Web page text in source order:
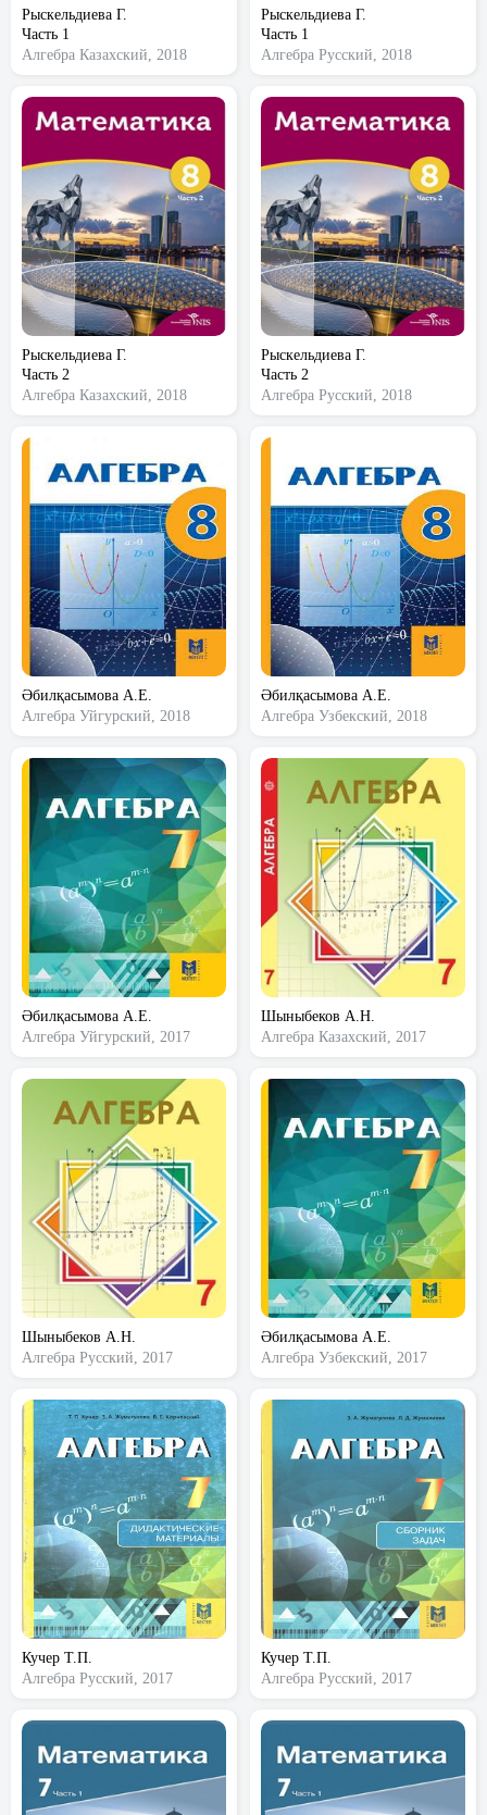
Рыскельдиева Г.
Часть 1
Алгебра Казахский, 2018
Рыскельдиева Г.
Часть 1
Алгебра Русский, 2018
Рыскельдиева Г.
Часть 2
Алгебра Казахский, 2018
Рыскельдиева Г.
Часть 2
Алгебра Русский, 2018
Әбилқасымова А.Е.
Алгебра Уйгурский, 2018
Әбилқасымова А.Е.
Алгебра Узбекский, 2018
Әбилқасымова А.Е.
Алгебра Уйгурский, 2017
Шыныбеков А.Н.
Алгебра Казахский, 2017
Шыныбеков А.Н.
Алгебра Русский, 2017
Әбилқасымова А.Е.
Алгебра Узбекский, 2017
Кучер Т.П.
Алгебра Русский, 2017
Кучер Т.П.
Алгебра Русский, 2017